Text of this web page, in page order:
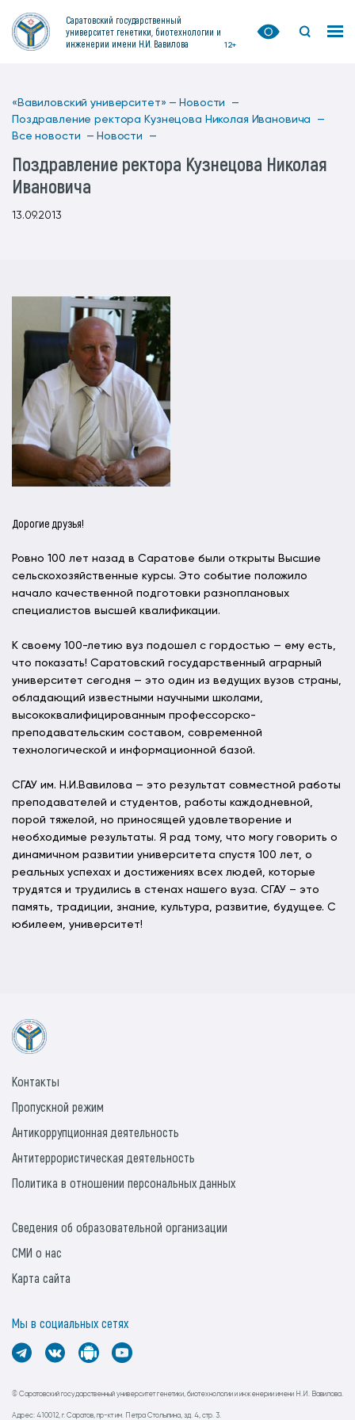
Саратовский государственный
университет генетики, биотехнологии и
инженерии имени Н.И. Вавилова
12+
«Вавиловский университет» — Новости —
Поздравление ректора Кузнецова Николая Ивановича —
Все новости — Новости —
Поздравление ректора Кузнецова Николая
Ивановича
13.09.2013
Дорогие друзья!
Ровно 100 лет назад в Саратове были открыты Высшие
сельскохозяйственные курсы. Это событие положило
начало качественной подготовки разноплановых
специалистов высшей квалификации.
К своему 100-летию вуз подошел с гордостью — ему есть,
что показать! Саратовский государственный аграрный
университет сегодня — это один из ведущих вузов страны,
обладающий известными научными школами,
высококвалифицированным профессорско-
преподавательским составом, современной
технологической и информационной базой.
СГАУ им. Н.И.Вавилова — это результат совместной работы
преподавателей и студентов, работы каждодневной,
порой тяжелой, но приносящей удовлетворение и
необходимые результаты. Я рад тому, что могу говорить о
динамичном развитии университета спустя 100 лет, о
реальных успехах и достижениях всех людей, которые
трудятся и трудились в стенах нашего вуза. СГАУ – это
память, традиции, знание, культура, развитие, будущее. С
юбилеем, университет!
© Саратовский государственный университет генетики, биотехнологии и инженерии имени Н.И. Вавилова.
Адрес: 410012, г. Саратов, пр-кт им. Петра Столыпина, зд. 4, стр. 3.
Контакты
Пропускной режим
Антикоррупционная деятельность
Антитеррористическая деятельность
Политика в отношении персональных данных
Сведения об образовательной организации
СМИ о нас
Карта сайта
Мы в социальных сетях